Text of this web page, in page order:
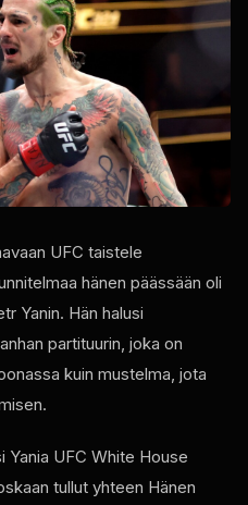
UFC taistele
hänen päässään oli
Yanin. Hän halusi
partituurin, joka on
kuin mustelma, jota
Yania UFC White House
tullut yhteen Hänen